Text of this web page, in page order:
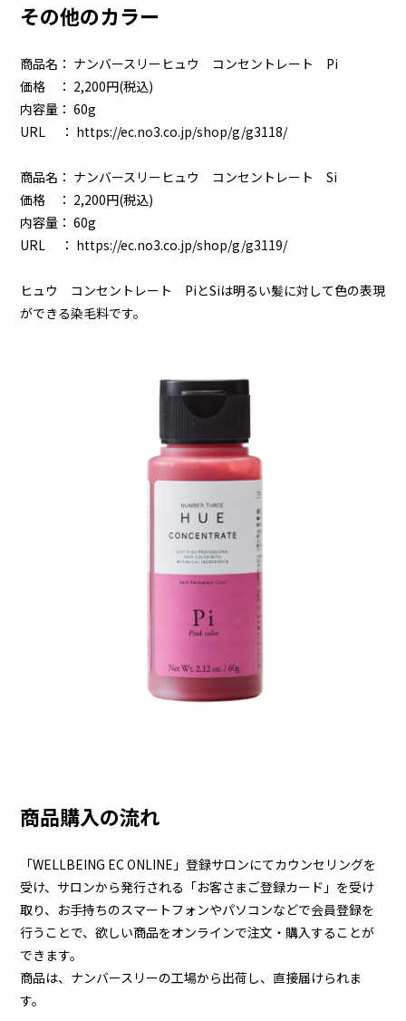
その他のカラー
商品名： ナンバースリーヒュウ コンセントレート Pi
価格 ： 2,200円(税込)
内容量： 60g
URL ： https://ec.no3.co.jp/shop/g/g3118/
商品名： ナンバースリーヒュウ コンセントレート Si
価格 ： 2,200円(税込)
内容量： 60g
URL ： https://ec.no3.co.jp/shop/g/g3119/
ヒュウ コンセントレート PiとSiは明るい髪に対して色の表現
ができる染毛料です。
商品購入の流れ
「WELLBEING EC ONLINE」登録サロンにてカウンセリングを
受け、サロンから発行される「お客さまご登録カード」を受け
取り、お手持ちのスマートフォンやパソコンなどで会員登録を
行うことで、欲しい商品をオンラインで注文・購入することが
できます。
商品は、ナンバースリーの工場から出荷し、直接届けられま
す。